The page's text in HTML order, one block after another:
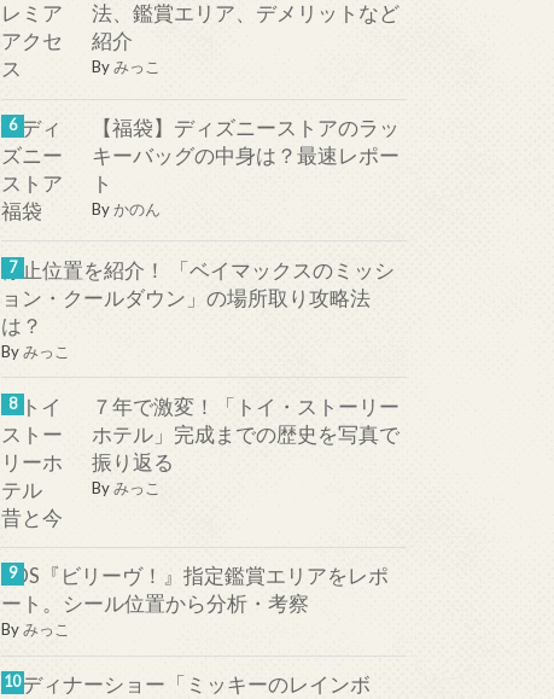
法、鑑賞エリア、デメリットなど
紹介
Byみっこ
【福袋】ディズニーストアのラッ
キーバッグの中身は？最速レポー
ト
Byかのん
停止位置を紹介！ 「ベイマックスのミッシ
ョン・クールダウン」の場所取り攻略法
は？
Byみっこ
７年で激変！「トイ・ストーリー
ホテル」完成までの歴史を写真で
振り返る
Byみっこ
TDS『ビリーヴ！』指定鑑賞エリアをレポ
ート。シール位置から分析・考察
Byみっこ
新ディナーショー「ミッキーのレインボ